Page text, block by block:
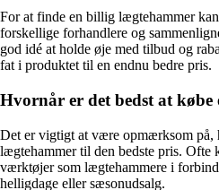
For at finde en billig lægtehammer
forskellige forhandlere og
god idé at holde øje med tilbud og
fat i produktet til en endnu bedre pris.
Hvornår er det bedst at
Det er vigtigt at være opmærksom på,
lægtehammer til den bedste pris. Ofte
værktøjer som lægtehammere i
helligdage eller sæsonudsalg.